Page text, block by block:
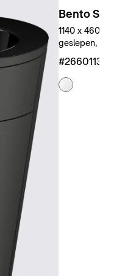
Bento
1140 x 460
geslepen,